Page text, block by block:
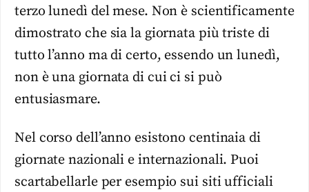
terzo lunedì del mese. Non è scientificamente
dimostrato che sia la giornata più triste di
tutto l’anno ma di certo, essendo un lunedì,
non è una giornata di cui ci si può
entusiasmare.
Nel corso dell’anno esistono centinaia di
giornate nazionali e internazionali. Puoi
scartabellarle per esempio sui siti ufficiali